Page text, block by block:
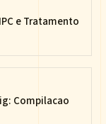
e Tratamento
Compilacao